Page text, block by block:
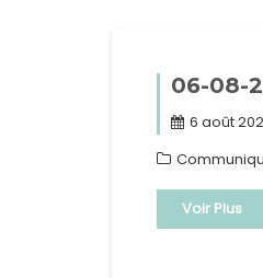
06-08-
6 août
Voir Plus